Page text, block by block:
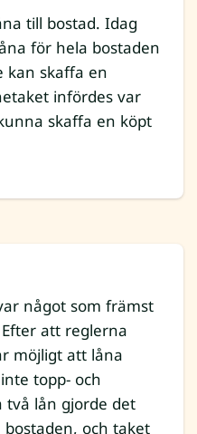
till bostad. Idag
för hela bostaden
kan skaffa en
infördes var
skaffa en köpt
något som främst
att reglerna
möjligt att låna
topp- och
två lån gjorde det
och taket